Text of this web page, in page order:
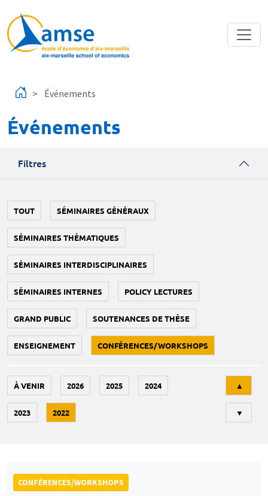
Événements
Événements
Filtres
TOUT SÉMINAIRES GÉNÉRAUX
SÉMINAIRES THÉMATIQUES
SÉMINAIRES INTERDISCIPLINAIRES
SÉMINAIRES INTERNES POLICY LECTURES
GRAND PUBLIC SOUTENANCES DE THÈSE
ENSEIGNEMENT CONFÉRENCES/WORKSHOPS
À VENIR 2026 2025 2024
2023 2022
▲
▼
CONFÉRENCES/WORKSHOPS